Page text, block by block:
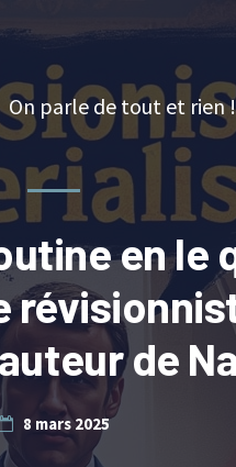
On parle de tout et rien !
en le
de
8 mars 2025